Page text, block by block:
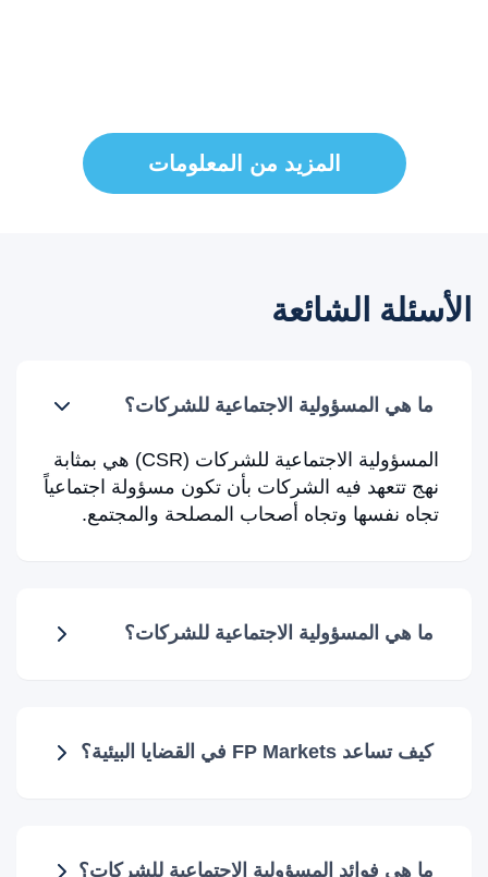
المزيد من المعلومات
الأسئلة الشائعة
ما هي المسؤولية الاجتماعية للشركات؟
المسؤولية الاجتماعية للشركات (CSR) هي بمثابة
نهج تتعهد فيه الشركات بأن تكون مسؤولة اجتماعياً
تجاه نفسها وتجاه أصحاب المصلحة والمجتمع.
ما هي المسؤولية الاجتماعية للشركات؟
كيف تساعد FP Markets في القضايا البيئية؟
ما هي فوائد المسؤولية الاجتماعية للشركات؟